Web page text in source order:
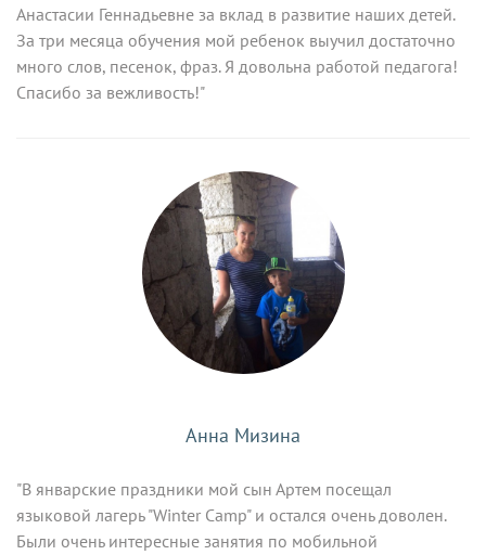
Анастасии Геннадьевне за вклад в развитие наших детей.
За три месяца обучения мой ребенок выучил достаточно
много слов, песенок, фраз. Я довольна работой педагога!
Спасибо за вежливость!"
Анна Мизина
"В январские праздники мой сын Артем посещал
языковой лагерь "Winter Camp" и остался очень доволен.
Были очень интересные занятия по мобильной